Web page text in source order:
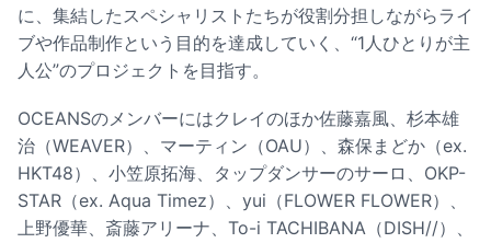
に、集結したスペシャリストたちが役割分担しながらライ
ブや作品制作という目的を達成していく、“1人ひとりが主
人公”のプロジェクトを目指す。
OCEANSのメンバーにはクレイのほか佐藤嘉風、杉本雄
治（WEAVER）、マーティン（OAU）、森保まどか（ex.
HKT48）、小笠原拓海、タップダンサーのサーロ、OKP-
STAR（ex. Aqua Timez）、yui（FLOWER FLOWER）、
上野優華、斎藤アリーナ、To-i TACHIBANA（DISH//）、